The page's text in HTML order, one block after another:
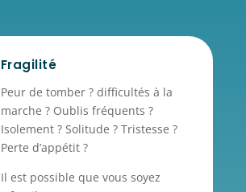
Fragilité
Peur de tomber ? difficultés à la
marche ? Oublis fréquents ?
Isolement ? Solitude ? Tristesse ?
Perte d’appétit ?
Il est possible que vous soyez